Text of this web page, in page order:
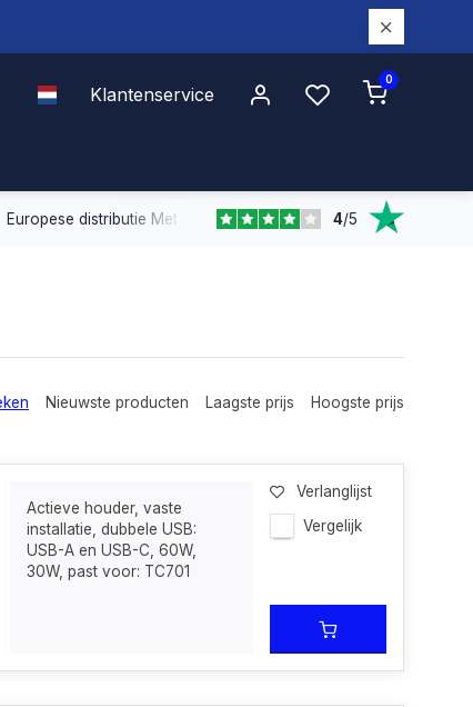
Klantenservice
0
Europese distributie Met onze Europese dekking leveren wij
4/5
Nieuwste producten Laagste prijs Hoogste prijs
Actieve houder, vaste
installatie, dubbele USB:
USB-A en USB-C, 60W,
30W, past voor: TC701
Verlanglijst
Vergelijk